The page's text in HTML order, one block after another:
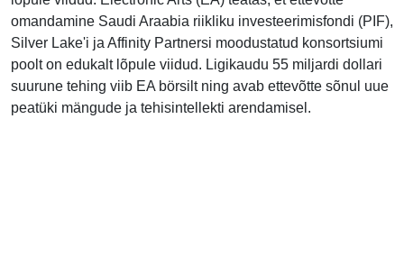
omandamine Saudi Araabia riikliku investeerimisfondi (PIF),
Silver Lake'i ja Affinity Partnersi moodustatud konsortsiumi
poolt on edukalt lõpule viidud. Ligikaudu 55 miljardi dollari
suurune tehing viib EA börsilt ning avab ettevõtte sõnul uue
peatüki mängude ja tehisintellekti arendamisel.